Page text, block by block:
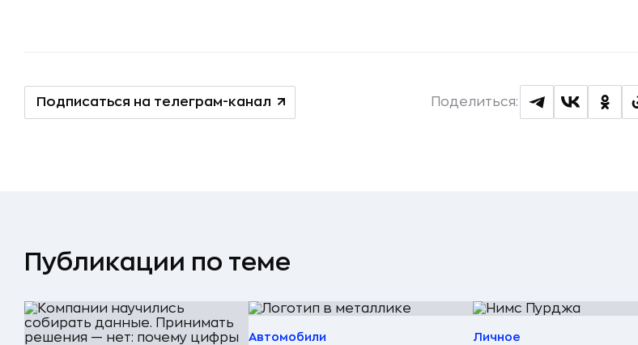
Подписаться на телеграм-канал Поделиться:
Публикации по теме
Автомобили Личное